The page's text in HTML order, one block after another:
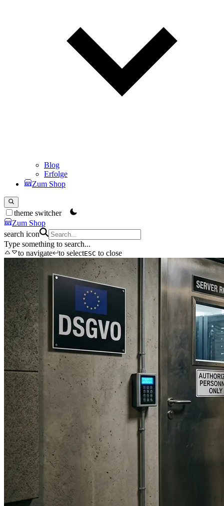
Blog
Erfolge
Zum Shop
theme switcher
Zum Shop
search icon
Type something to search...
to navigate
to selectESC to close